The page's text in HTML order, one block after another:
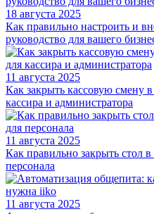
18 августа 2025
Как правильно настроить и
руководство для вашего
11 августа 2025
Как закрыть кассовую смену
кассира и администратора
11 августа 2025
Как правильно закрыть стол
персонала
11 августа 2025